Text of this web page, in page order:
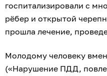
госпитализировали с
рёбер и открытой
прошла лечение,
Молодому человеку
(«Нарушение ПДД,